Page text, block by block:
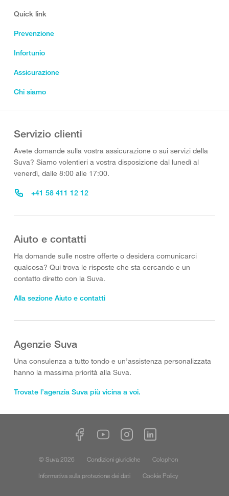
Quick link
Prevenzione
Infortunio
Assicurazione
Chi siamo
Servizio clienti
Avete domande sulla vostra assicurazione o sui servizi della
Suva? Siamo volentieri a vostra disposizione dal lunedì al
venerdì, dalle 8:00 alle 17:00.
+41 58 411 12 12
Aiuto e contatti
Ha domande sulle nostre offerte o desidera comunicarci
qualcosa? Qui trova le risposte che sta cercando e un
contatto diretto con la Suva.
Alla sezione Aiuto e contatti
Agenzie Suva
Una consulenza a tutto tondo e un’assistenza personalizzata
hanno la massima priorità alla Suva.
Trovate l’agenzia Suva più vicina a voi.
© Suva 2026 Condizioni giuridiche
Colophon
Informativa sulla protezione dei dati
Cookie Policy